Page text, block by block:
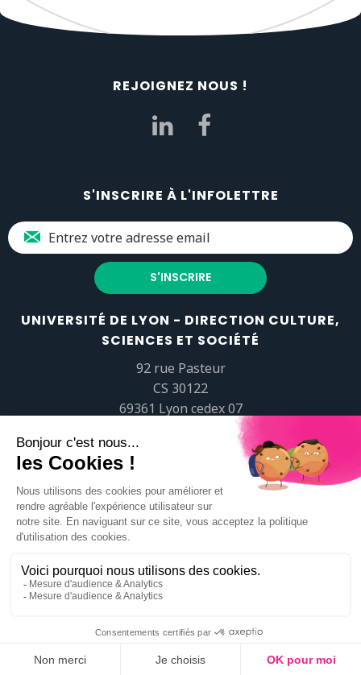
REJOIGNEZ NOUS !
S'INSCRIRE À L'INFOLETTRE
UNIVERSITÉ DE LYON - DIRECTION CULTURE,
SCIENCES ET SOCIÉTÉ
92 rue Pasteur
CS 30122
69361 Lyon cedex 07
popsciences@universite-lyon.fr
Tél.+33 (0)4 37 37 82 01
https://www.youtube.com/embed/Qm-prNOXepo